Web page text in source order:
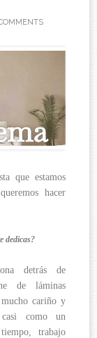
que estamos
hacer
dedicas?
detrás de
de láminas
cariño y
como un
trabajo